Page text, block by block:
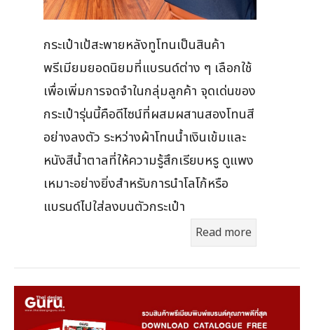
กระเป๋าเป้สะพายหลังทูโทนเป็นสินค้า
พรีเมียมยอดนิยมที่แบรนด์ต่าง ๆ เลือกใช้
เพื่อเพิ่มการจดจำในกลุ่มลูกค้า จุดเด่นของ
กระเป๋ารุ่นนี้คือดีไซน์ที่ผสมผสานสองโทนสี
อย่างลงตัว ระหว่างผ้าโทนน้ำเงินเข้มและ
หนังสีน้ำตาลที่ให้ความรู้สึกเรียบหรู ดูแพง
เหมาะอย่างยิ่งสำหรับการนำโลโก้หรือ
แบรนด์ไปใส่ลงบนตัวกระเป๋า
Read more